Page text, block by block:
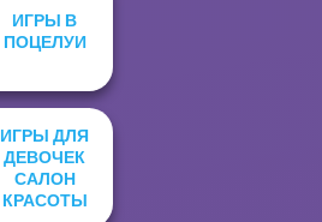
ИГРЫ В
ПОЦЕЛУИ
ИГРЫ ДЛЯ
ДЕВОЧЕК
САЛОН
КРАСОТЫ